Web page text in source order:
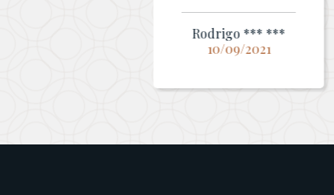
Rodrigo *** ***
10/09/2021